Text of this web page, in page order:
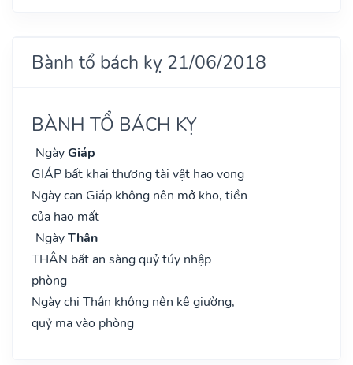
Bành tổ bách kỵ 21/06/2018
BÀNH TỔ BÁCH KỴ
NgàyGiáp
GIÁP bất khai thương tài vật hao vong
Ngày can Giáp không nên mở kho, tiền
của hao mất
NgàyThân
THÂN bất an sàng quỷ túy nhập
phòng
Ngày chi Thân không nên kê giường,
quỷ ma vào phòng